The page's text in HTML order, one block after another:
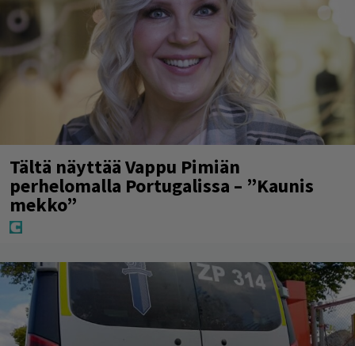
Tältä näyttää Vappu Pimiän
perhelomalla Portugalissa – ”Kaunis
mekko”